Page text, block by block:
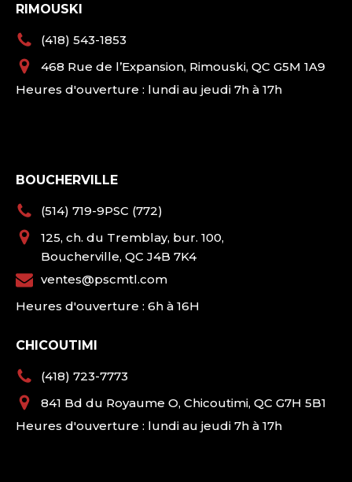
RIMOUSKI
(418) 543-1853
468 Rue de l’Expansion, Rimouski, QC G5M 1A9
Heures d'ouverture : lundi au jeudi 7h à 17h
BOUCHERVILLE
(514) 719-9PSC (772)
125, ch. du Tremblay, bur. 100,
Boucherville, QC J4B 7K4
ventes@pscmtl.com
Heures d'ouverture : 6h à 16H
CHICOUTIMI
(418) 723-7773
841 Bd du Royaume O, Chicoutimi, QC G7H 5B1
Heures d'ouverture : lundi au jeudi 7h à 17h